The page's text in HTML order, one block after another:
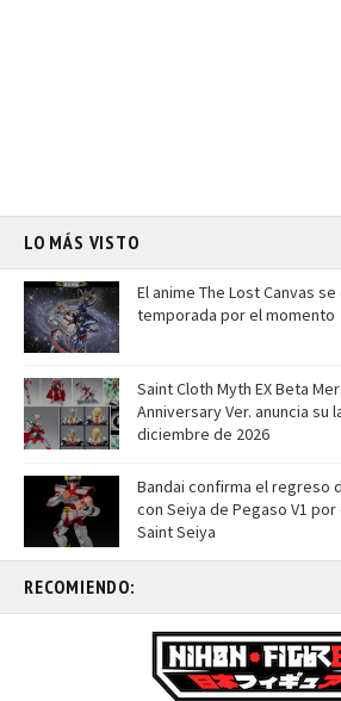
LO MÁS VISTO
El anime The Lost Canvas
temporada por el momento
Saint Cloth Myth EX Beta
Anniversary Ver. anuncia su
diciembre de 2026
Bandai confirma el regreso
con Seiya de Pegaso V1
Saint Seiya
RECOMIENDO: